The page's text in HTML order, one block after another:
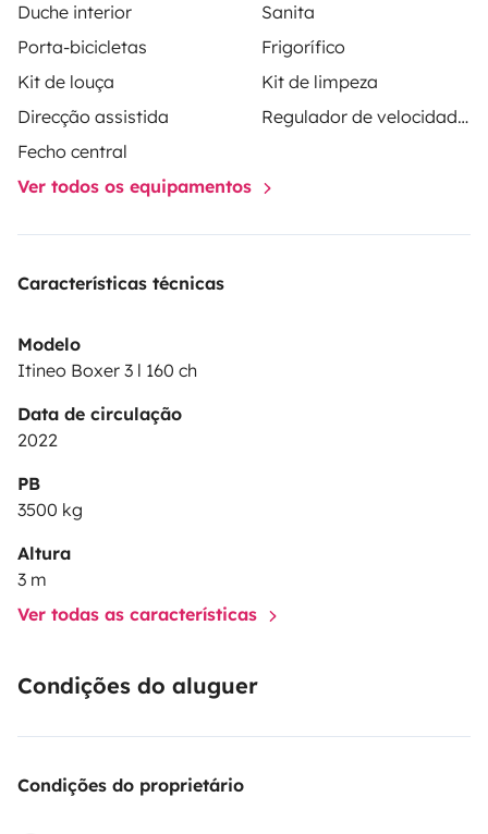
Duche interior
Sanita
Porta-bicicletas
Frigorífico
Kit de louça
Kit de limpeza
Direcção assistida
Regulador de velocidade / Cruise Control
Fecho central
Ver todos os equipamentos
Características técnicas
Modelo
Itineo Boxer 3 l 160 ch
Data de circulação
2022
PB
3500 kg
Altura
3 m
Ver todas as características
Condições do aluguer
Condições do proprietário